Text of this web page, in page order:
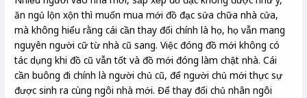
ăn ngủ lộn xộn thì muốn mua mới đồ đạc sửa chữa nhà cửa,
mà không hiểu rằng cái cần thay đổi chính là họ, họ vẫn mang
nguyên người cữ từ nhà cũ sang. Việc đóng đồ mới không có
tác dụng khi đồ cũ vẫn tốt và đồ mới đóng làm chật nhà. Cái
cần buông đi chính là người chủ cũ, để người chủ mới thực sự
được sinh ra cùng ngôi nhà mới. Để thay đổi chủ nhân ngôi